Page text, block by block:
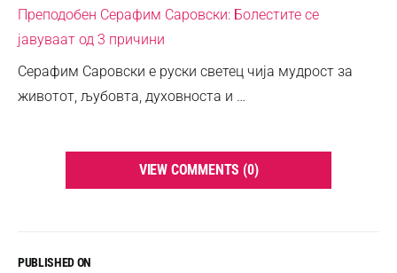
PUBLISHED ON
Преподобен Серафим Саровски: Болестите се
јавуваат од 3 причини
Серафим Саровски е руски светец чија мудрост за
животот, љубовта, духовноста и …
VIEW COMMENTS (0)